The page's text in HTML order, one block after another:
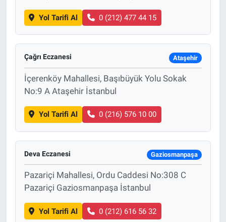
Yol Tarifi Al 0 (212) 477 44 15
Çağrı Eczanesi Ataşehir
İçerenköy Mahallesi, Başıbüyük Yolu Sokak
No:9 A Ataşehir İstanbul
Yol Tarifi Al 0 (216) 576 10 00
Deva Eczanesi Gaziosmanpaşa
Pazariçi Mahallesi, Ordu Caddesi No:308 C
Pazariçi Gaziosmanpaşa İstanbul
Yol Tarifi Al 0 (212) 616 56 32